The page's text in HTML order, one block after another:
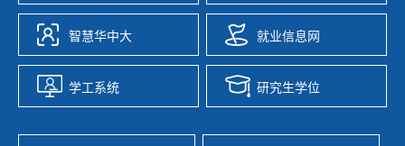
智慧华中大 就业信息网
学工系统 研究生学位